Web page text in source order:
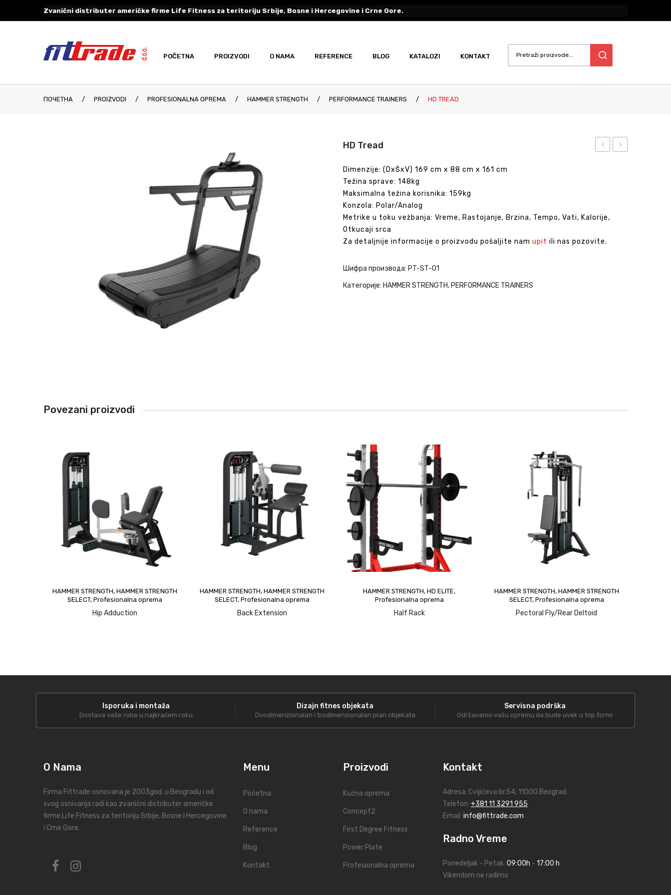
Zvanični distributer američke firme Life Fitness za teritoriju Srbije, Bosne i Hercegovine i Crne Gore.
POČETNA PROIZVODI O NAMA REFERENCE BLOG KATALOZI KONTAKT
ПОЧЕТНА / PROIZVODI / PROFESIONALNA OPREMA / HAMMER STRENGTH / PERFORMANCE TRAINERS / HD TREAD
HD Tread
Dimenzije: (DxŠxV) 169 cm x 88 cm x 161 cm
Težina sprave: 148kg
Maksimalna težina korisnika: 159kg
Konzola: Polar/Analog
Metrike u toku vežbanja: Vreme, Rastojanje, Brzina, Tempo, Vati, Kalorije,
Otkucaji srca
Za detaljnije informacije o proizvodu pošaljite nam upit ili nas pozovite.
Шифра производа: PT-ST-01
Категорије: HAMMER STRENGTH, PERFORMANCE TRAINERS
Povezani proizvodi
HAMMER STRENGTH, HAMMER STRENGTH
SELECT, Profesionalna oprema
Hip Adduction
HAMMER STRENGTH, HAMMER STRENGTH
SELECT, Profesionalna oprema
Back Extension
HAMMER STRENGTH, HD ELITE,
Profesionalna oprema
Half Rack
Za detaljnije informacije
o proizvodu pošaljite namupit
HAMMER STRENGTH, HAMMER STRENGTH
SELECT, Profesionalna oprema
Pectoral Fly/Rear Deltoid
Isporuka i montaža
Dostava vaše robe u najkraćem roku
Dizajn fitnes objekata
Dvodimenzionalan i trodimenzionalan plan objekata
Servisna podrška
Održavamo vašu opremu da bude uvek u top formi
O Nama
Firma Fittrade osnovana je 2003god. u Beogradu i od
svog osnivanja radi kao zvanični distributer američke
firme Life Fitness za teritoriju Srbije, Bosne I Hercegovine
i Crne Gore.
Menu
Početna
O nama
Reference
Blog
Kontakt
Proizvodi
Kućna oprema
Concept2
First Degree Fitness
Power Plate
Profesionalna oprema
Kontakt
Adresa: Cvijićeva br.54, 11000 Beograd.
Telefon: +381 11 3291 955
Email: info@fittrade.com
Radno Vreme
Ponedeljak - Petak: 09:00h - 17:00 h
Vikendom ne radimo